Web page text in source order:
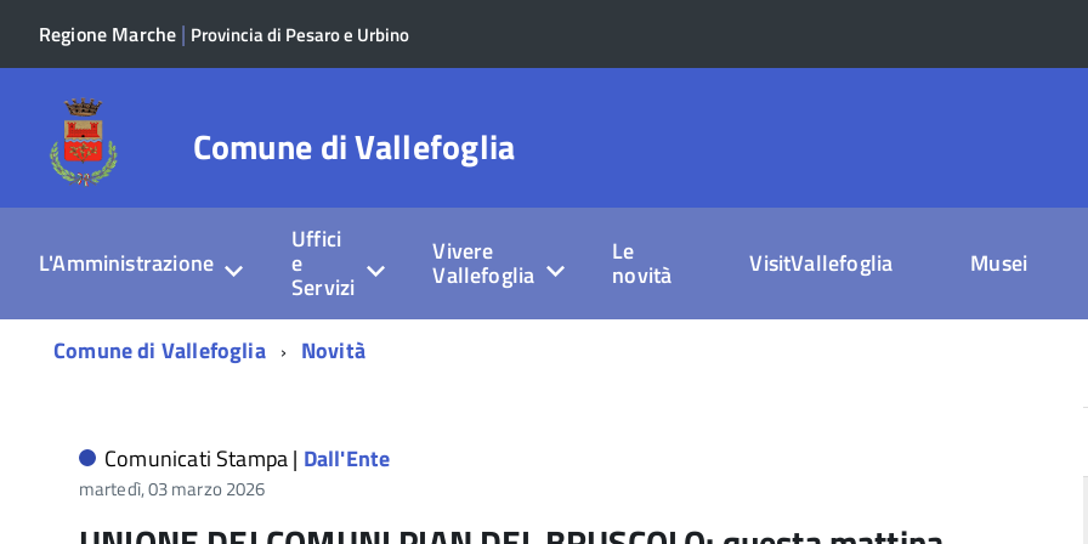
Regione Marche | Provincia di Pesaro e Urbino
Comune di Vallefoglia
L'Amministrazione
Uffici
e
Servizi
Vivere
Vallefoglia
Le
novità VisitVallefoglia Musei
MenuComune di Vallefoglia Novità
Comunicati Stampa | Dall'Ente
martedì, 03 marzo 2026